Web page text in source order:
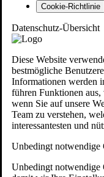
Cookie-Richtlinie
Datenschutz-Übersicht
Diese Website
bestmögliche
Informationen werden
führen Funktionen
wenn Sie auf unsere
Team zu verstehen,
interessantesten und
Unbedingt notwendige
Unbedingt notwendige